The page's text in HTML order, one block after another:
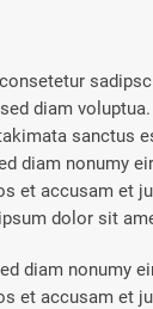
diam
sanctus
diam nonumy
et accusam et
dolor sit
diam nonumy
et accusam et